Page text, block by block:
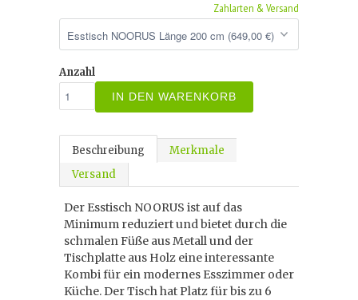
Zahlarten & Versand
Anzahl
IN DEN WARENKORB
Beschreibung
Merkmale
Versand
Der Esstisch NOORUS ist auf das
Minimum reduziert und bietet durch die
schmalen Füße aus Metall und der
Tischplatte aus Holz eine interessante
Kombi für ein modernes Esszimmer oder
Küche. Der Tisch hat Platz für bis zu 6